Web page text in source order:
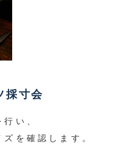
採寸会
い、
を確認します。